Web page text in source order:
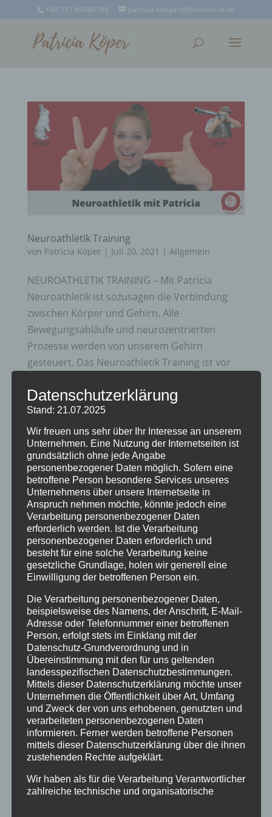
+49 711 69985188 patricia.koeper@foninstitut.de
Neuroathletik Training
von Patricia Köper | Juli 20, 2021 | Allgemein
NEUROATHLETIK TRAINING – Mit Patricia
Neuroathletik ist sozusagen die Verbindung
zwischen Körper und Gehirn. Alle
Bewegungsabläufe und neurozentrierten
Prozesse werden von unserem Gehirn
gesteuert. Das Neuroathletik Training ist vor
Neueste Beiträge
Einsatz von Spielen in der kindlichen
Entwicklung
Schulreife und Schulfähigkeit
Produktempfehlung
Neuroathletik Training
Gewaltfreie Kommunikation
Kategorien
Allgemein
Patricia
Schlagwörter
Blog Blogartikel Einschulung Entwicklung
Ergotherapie Frohes Neues Frühförderung
frühkindliche Reflexe Gewaltfreie Kommunikation GFK
Patricia Köper Schulfähigkeit Seminare
Datenschutzerklärung
Stand: 21.07.2025
Wir freuen uns sehr über Ihr Interesse an unserem
Unternehmen. Eine Nutzung der Internetseiten ist
grundsätzlich ohne jede Angabe
personenbezogener Daten möglich. Sofern eine
betroffene Person besondere Services unseres
Unternehmens über unsere Internetseite in
Anspruch nehmen möchte, könnte jedoch eine
Verarbeitung personenbezogener Daten
erforderlich werden. Ist die Verarbeitung
personenbezogener Daten erforderlich und
besteht für eine solche Verarbeitung keine
gesetzliche Grundlage, holen wir generell eine
Einwilligung der betroffenen Person ein.
Die Verarbeitung personenbezogener Daten,
beispielsweise des Namens, der Anschrift, E-Mail-
Adresse oder Telefonnummer einer betroffenen
Person, erfolgt stets im Einklang mit der
Datenschutz-Grundverordnung und in
Übereinstimmung mit den für uns geltenden
landesspezifischen Datenschutzbestimmungen.
Mittels dieser Datenschutzerklärung möchte unser
Unternehmen die Öffentlichkeit über Art, Umfang
und Zweck der von uns erhobenen, genutzten und
verarbeiteten personenbezogenen Daten
informieren. Ferner werden betroffene Personen
mittels dieser Datenschutzerklärung über die ihnen
zustehenden Rechte aufgeklärt.
Wir haben als für die Verarbeitung Verantwortlicher
zahlreiche technische und organisatorische